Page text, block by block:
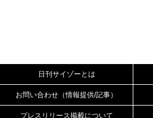
日刊サイゾーとは
お問い合わせ（情報提供/記事）
プレスリリース掲載について